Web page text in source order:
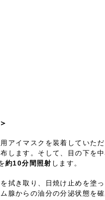
アイマスクを装着していた
します。そして、目の下を
約10分間照射 します。
拭き取り、日焼け止めを塗
腺からの油分の分泌状態を確